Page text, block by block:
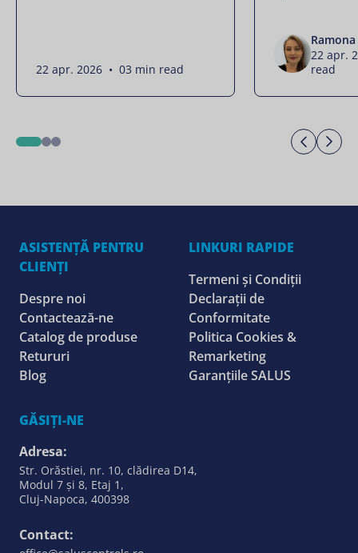
22 apr. 2026 • 03 min read
22 apr.
read
12
ASISTENȚĂ PENTRU
CLIENȚI
Despre noi
Contactează-ne
Catalog de produse
Retururi
Blog
LINKURI RAPIDE
Termeni și Condiții
Declarații de
Conformitate
Politica Cookies &
Remarketing
Garanțiile SALUS
GĂSIȚI-NE
Adresa:
Str. Orăstiei, nr. 10, clădirea D14,
Modul 7 și 8, Etaj 1,
Cluj-Napoca, 400398
Contact: